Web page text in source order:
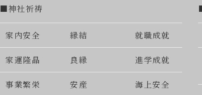
■神社祈祷
家内安全 縁結 就職成就
家運隆晶 良縁 進学成就
事業繁栄 安産 海上安全